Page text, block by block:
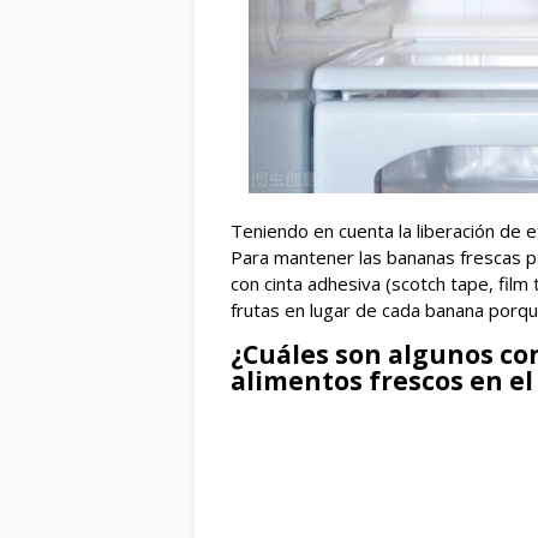
Teniendo en cuenta la liberación
Para mantener las bananas frescas
con cinta adhesiva (scotch tape,
frutas en lugar de cada banana
¿Cuáles son algunos
alimentos frescos en